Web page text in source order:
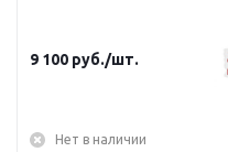
9 100 руб./шт.
Нет в наличии